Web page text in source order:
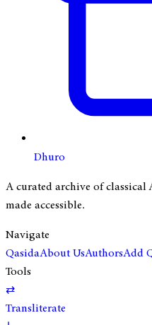
Dhuro
A curated archive of classical
made accessible.
Navigate
QasidaAbout UsAuthorsAdd
Tools
⇄
Transliterate